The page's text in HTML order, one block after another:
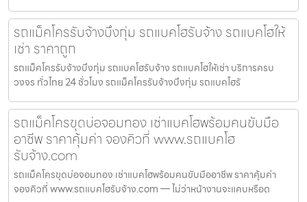
รถแม็คโครรับจ้างบึงกุ่ม รถแบคโฮรับจ้าง รถแบคโฮให้
เช่า ราคาถูก
รถแม็คโครรับจ้างบึงกุ่ม รถแบคโฮรับจ้าง รถแบคโฮให้เช่า บริการครบ
วงจร ทั่วไทย 24 ชั่วโมง รถแม็คโครรับจ้างบึงกุ่ม รถแบคโฮรั
รถแม็คโครขุดบ่อจอมทอง เช่าแบคโฮพร้อมคนขับมือ
อาชีพ ราคาคุ้มค่า จองคิวที่ www.รถแบคโฮ
รับจ้าง.com
รถแม็คโครขุดบ่อจอมทอง เช่าแบคโฮพร้อมคนขับมืออาชีพ ราคาคุ้มค่า
จองคิวที่ www.รถแบคโฮรับจ้าง.com — ไม่ว่าหน้างานจะแคบหรือด